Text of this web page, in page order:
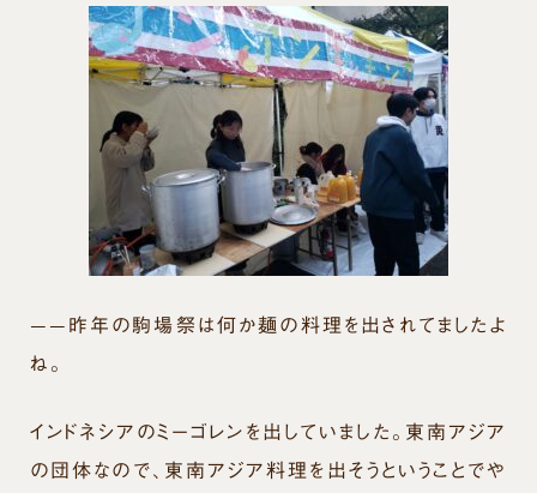
——昨年の駒場祭は何か麺の料理を出されてましたよ
ね。
インドネシアのミーゴレンを出していました。東南アジア
の団体なので、東南アジア料理を出そうということでや